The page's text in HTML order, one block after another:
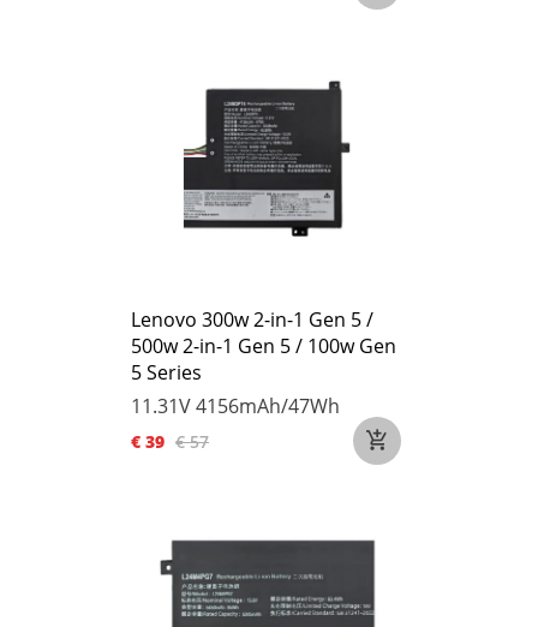
Lenovo 300w 2-in-1 Gen 5 /
500w 2-in-1 Gen 5 / 100w Gen
5 Series
11.31V4156mAh/47Wh
€ 39 € 57